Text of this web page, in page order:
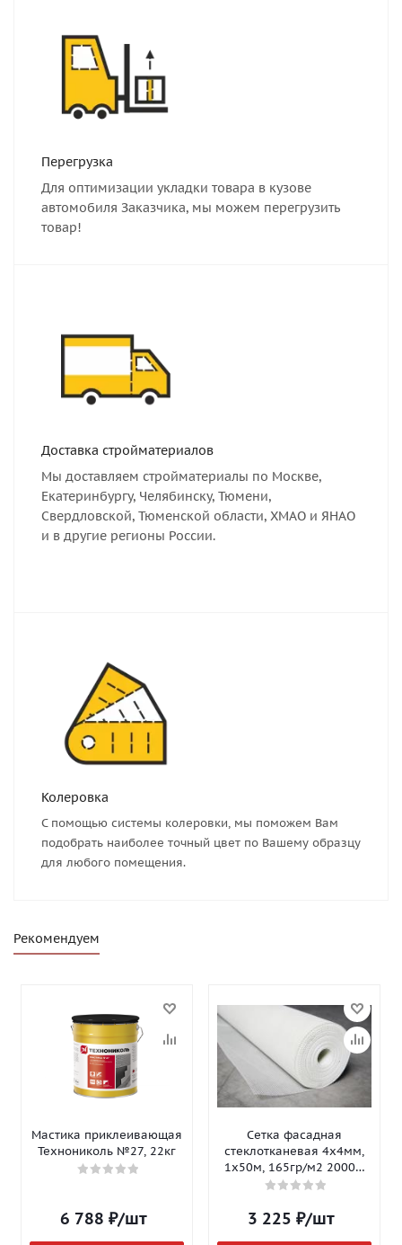
Перегрузка
Для оптимизации укладки товара в кузове
автомобиля Заказчика, мы можем перегрузить
товар!
Доставка стройматериалов
Мы доставляем стройматериалы по Москве,
Екатеринбургу, Челябинску, Тюмени,
Свердловской, Тюменской области, ХМАО и ЯНАО
и в другие регионы России.
Колеровка
С помощью системы колеровки, мы поможем Вам
подобрать наиболее точный цвет по Вашему образцу
для любого помещения.
Рекомендуем
Мастика приклеивающая
Технониколь №27, 22кг
6 788 ₽/шт
Сетка фасадная
стеклотканевая 4х4мм,
1х50м, 165гр/м2 2000Н
Isomax-165
3 225 ₽/шт